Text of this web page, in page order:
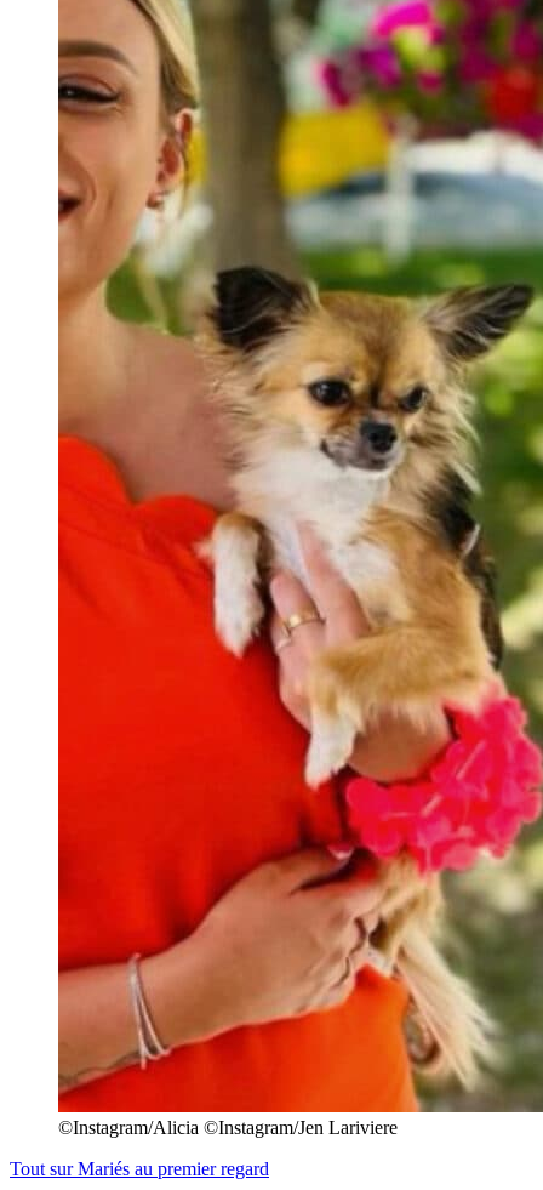
©Instagram/Alicia ©Instagram/Jen Lariviere
Tout surMariés au premier regard